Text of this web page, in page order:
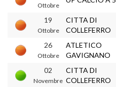
Ottobre
19
Ottobre
CITTA DI
COLLEFERRO
26
Ottobre
ATLETICO
GAVIGNANO
02
Novembre
CITTA DI
COLLEFERRO